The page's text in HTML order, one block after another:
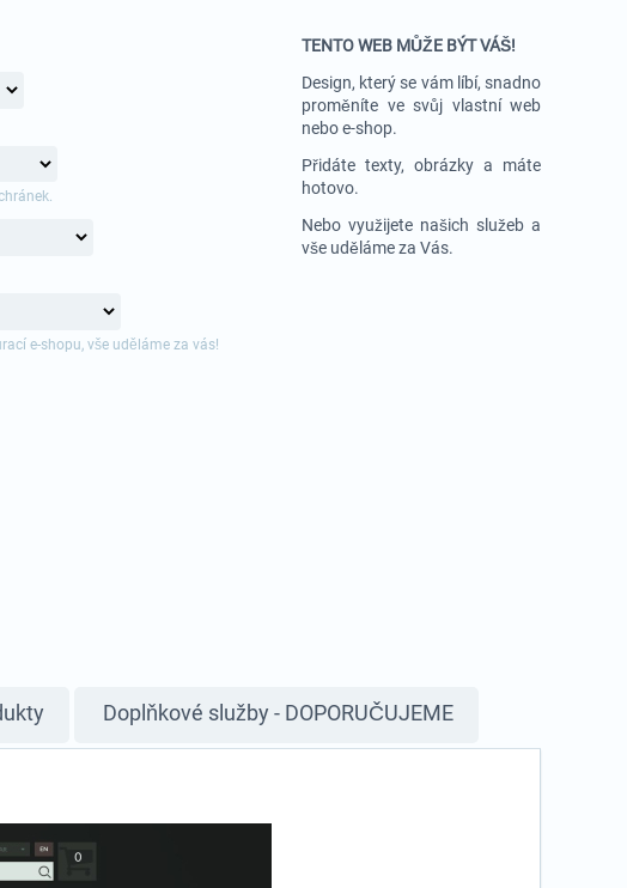
TENTO WEB MŮŽE BÝT VÁŠ!
Design, který se vám líbí, snadno
proměníte ve svůj vlastní web
nebo e-shop.
Přidáte texty, obrázky a máte
hotovo.
Nebo využijete našich služeb a
vše uděláme za Vás.
e-shopu, vše uděláme za vás!
Doplňkové služby - DOPORUČUJEME